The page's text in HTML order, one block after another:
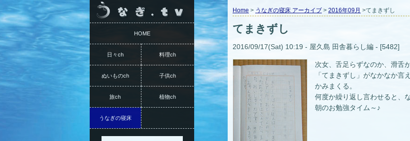
Home > うなぎの寝床 アーカイブ > 2016年09月 >てまきずし
てまきずし
2016/09/17(Sat) 10:19 - 屋久島 田舎暮らし編 - [5482]
次女、舌足らずなのか、滑舌
「てまきずし」がなかなか言
かみまくる。
何度か繰り返し言わせると、
朝のお勉強タイム～♪
HOME
日々ch 料理ch
ぬいものch 子供ch
旅ch 植物ch
うなぎの寝床